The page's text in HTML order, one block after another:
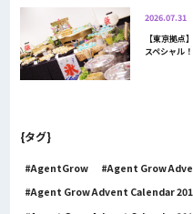
2026.07.31
【東京拠点
スペシャル！
{タグ}
AgentGrow
Agent Grow
Agent Grow Advent Calendar